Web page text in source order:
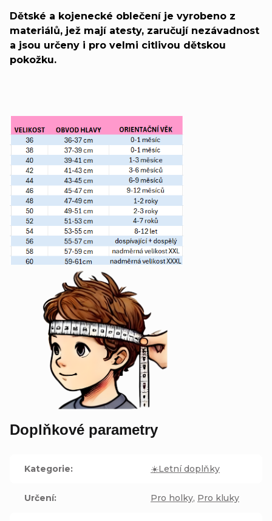
Dětské a kojenecké oblečení je vyrobeno z
materiálů, jež mají atesty, zaručují nezávadnost
a jsou určeny i pro velmi citlivou dětskou
pokožku.
Doplňkové parametry
Kategorie: ☀️Letní doplňky
Určení: Pro holky, Pro kluky